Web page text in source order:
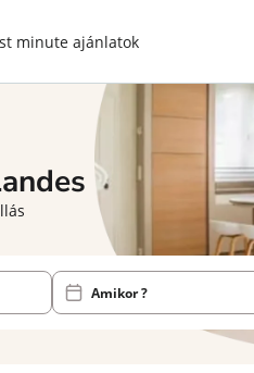
minute ajánlatok
Amikor ?